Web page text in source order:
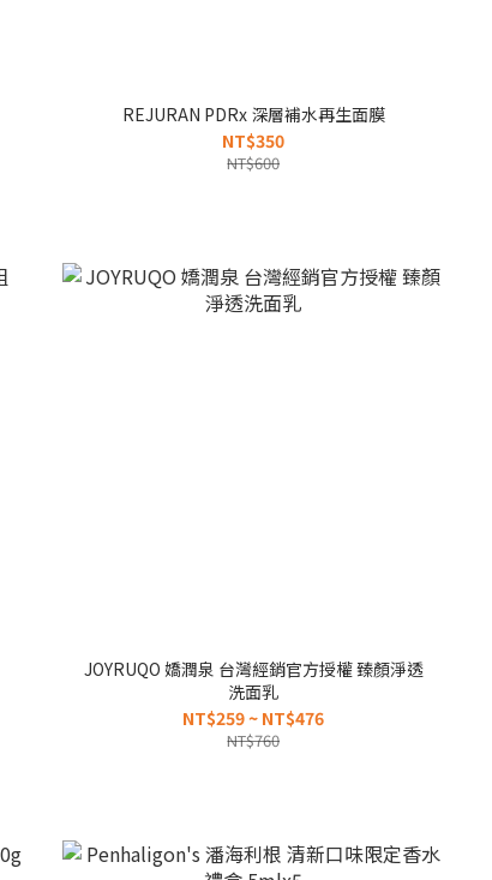
REJURAN PDRx 深層補水再生面膜
NT$350
NT$600
JOYRUQO 嬌潤泉 台灣經銷官方授權 臻顏淨透
洗面乳
NT$259 ~ NT$476
NT$760